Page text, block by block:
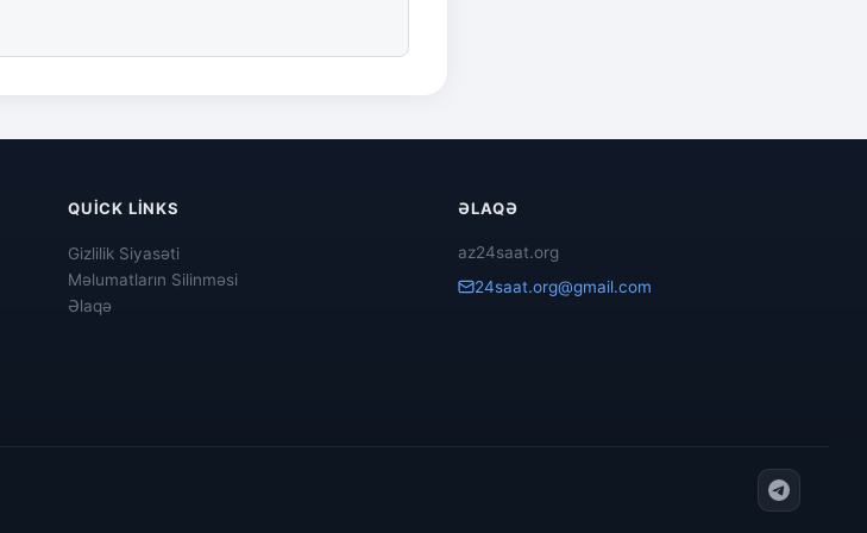
QUICK LINKS
Gizlilik Siyasəti
Məlumatların Silinməsi
Əlaqə
ƏLAQƏ
az24saat.org
24saat.org@gmail.com